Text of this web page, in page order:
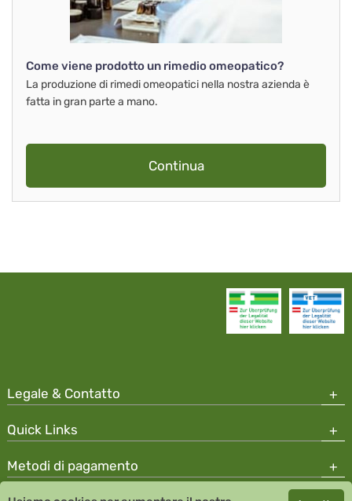
Come viene prodotto un rimedio omeopatico?
La produzione di rimedi omeopatici nella nostra azienda è
fatta in gran parte a mano.
Continua
Legale & Contatto
Quick Links
Metodi di pagamento